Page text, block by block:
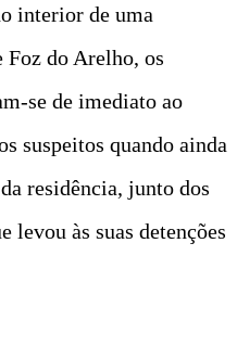
interior de uma
Foz do Arelho, os
se de imediato ao
suspeitos quando ainda
residência, junto dos
levou às suas detenções